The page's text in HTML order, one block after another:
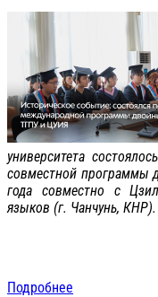
университета
совместной программы
года совместно с
языков (г. Чанчунь, КНР).
Подробнее